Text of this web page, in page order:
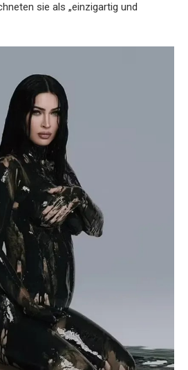
sie als „einzigartig und